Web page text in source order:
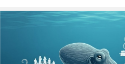
里程碑
下载专区